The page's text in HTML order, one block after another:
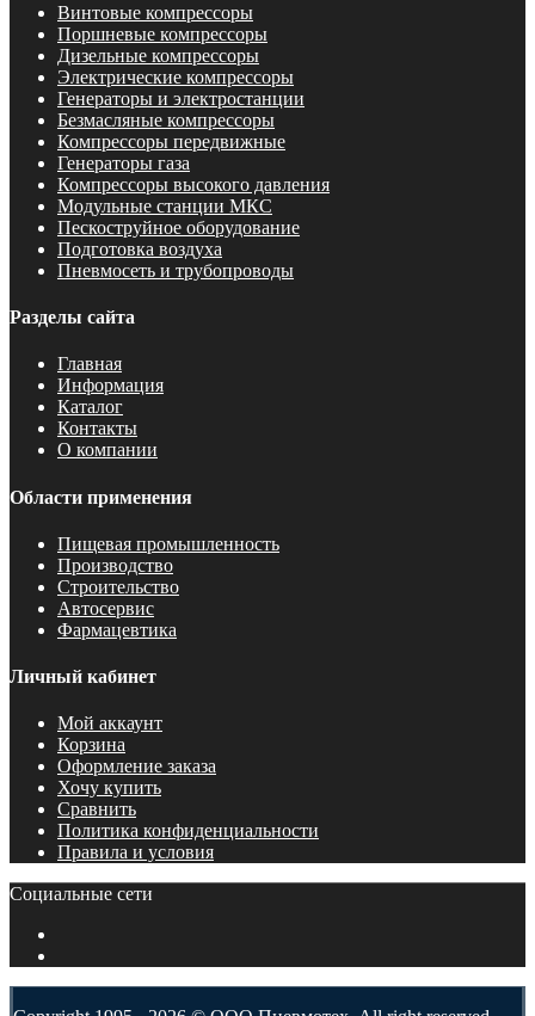
Винтовые компрессоры
Поршневые компрессоры
Дизельные компрессоры
Электрические компрессоры
Генераторы и электростанции
Безмасляные компрессоры
Компрессоры передвижные
Генераторы газа
Компрессоры высокого давления
Модульные станции МКС
Пескоструйное оборудование
Подготовка воздуха
Пневмосеть и трубопроводы
Разделы сайта
Главная
Информация
Каталог
Контакты
О компании
Области применения
Пищевая промышленность
Производство
Строительство
Автосервис
Фармацевтика
Личный кабинет
Мой аккаунт
Корзина
Оформление заказа
Хочу купить
Сравнить
Политика конфиденциальности
Правила и условия
Социальные сети